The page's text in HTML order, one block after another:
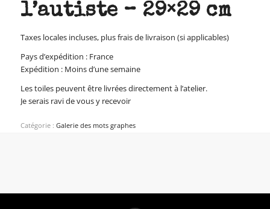
l’autiste – 29×29 cm
Taxes locales incluses, plus frais de livraison (si applicables)
Pays d’expédition : France
Expédition : Moins d’une semaine
Les toiles peuvent être livrées directement à l’atelier.
Je serais ravi de vous y recevoir
Catégorie : Galerie des mots graphes